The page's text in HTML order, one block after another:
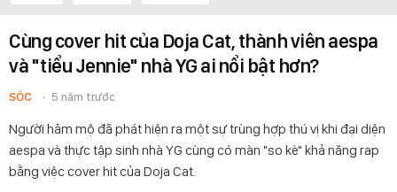
Cùng cover hit của Doja Cat, thành viên aespa
và "tiểu Jennie" nhà YG ai nổi bật hơn?
SÓC 5 năm trước
Người hâm mộ đã phát hiện ra một sự trùng hợp thú vị khi đại diện
aespa và thực tập sinh nhà YG cùng có màn "so kè" khả năng rap
bằng việc cover hit của Doja Cat.